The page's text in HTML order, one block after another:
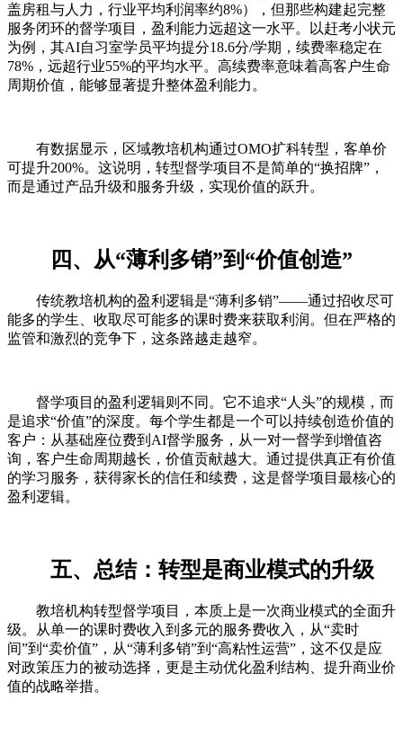
盖房租与人力，行业平均利润率约8%），但那些构建起完整
服务闭环的督学项目，盈利能力远超这一水平。以赶考小状元
为例，其AI自习室学员平均提分18.6分/学期，续费率稳定在
78%，远超行业55%的平均水平。高续费率意味着高客户生命
周期价值，能够显著提升整体盈利能力。
有数据显示，区域教培机构通过OMO扩科转型，客单价
可提升200%。这说明，转型督学项目不是简单的“换招牌”，
而是通过产品升级和服务升级，实现价值的跃升。
四、从“薄利多销”到“价值创造”
传统教培机构的盈利逻辑是“薄利多销”——通过招收尽可
能多的学生、收取尽可能多的课时费来获取利润。但在严格的
监管和激烈的竞争下，这条路越走越窄。
督学项目的盈利逻辑则不同。它不追求“人头”的规模，而
是追求“价值”的深度。每个学生都是一个可以持续创造价值的
客户：从基础座位费到AI督学服务，从一对一督学到增值咨
询，客户生命周期越长，价值贡献越大。通过提供真正有价值
的学习服务，获得家长的信任和续费，这是督学项目最核心的
盈利逻辑。
五、总结：转型是商业模式的升级
教培机构转型督学项目，本质上是一次商业模式的全面升
级。从单一的课时费收入到多元的服务费收入，从“卖时
间”到“卖价值”，从“薄利多销”到“高粘性运营”，这不仅是应
对政策压力的被动选择，更是主动优化盈利结构、提升商业价
值的战略举措。